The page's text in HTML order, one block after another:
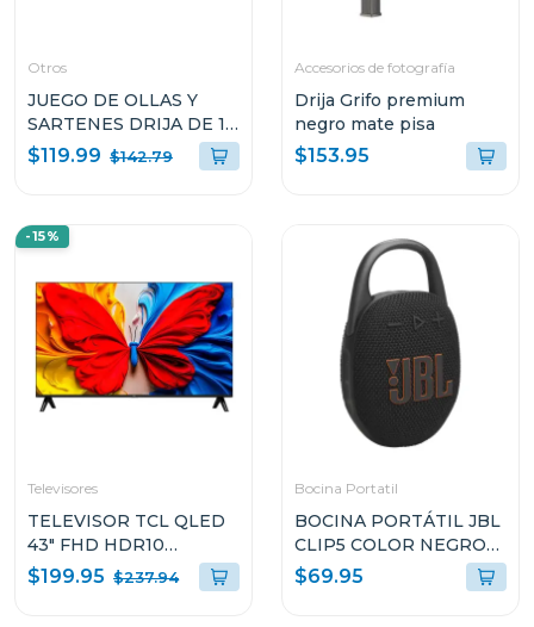
Otros
JUEGO DE OLLAS Y
SARTENES DRIJA DE 19
PIEZAS
ANTIADHERENTES
$119.99 $142.79
Accesorios de fotografía
Drija Grifo premium
negro mate pisa
$153.95
-15%
Televisores
TELEVISOR TCL QLED
43" FHD HDR10
QUANTUM DOT S5K
GOOGLE TV
$199.95 $237.94
Bocina Portatil
BOCINA PORTÁTIL JBL
CLIP5 COLOR NEGRO
RESISTENTE AL AGUA Y
POLVO
$69.95